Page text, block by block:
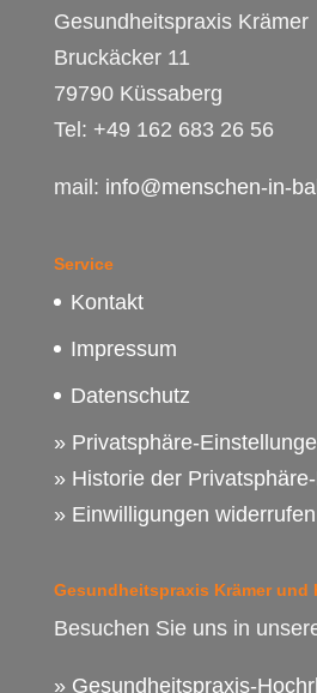
Gesundheitspraxis Krämer
Bruckäcker 11
79790 Küssaberg
Tel: +49 162 683 26 56
mail: info@menschen-in-
Service
Kontakt
Impressum
Datenschutz
» Privatsphäre-
» Historie der
» Einwilligungen widerrufen
Gesundheitspraxis Krämer und
Besuchen Sie uns in
» Gesundheitspraxis-